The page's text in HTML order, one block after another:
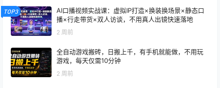
TOP3
AI口播视频实战课：虚拟IP打造×换装换场景×静态口
播×行走带货×双人访谈，不用真人出镜快速落地
2 周前
全自动游戏搬砖，日搬上千，有手机就能做，不用玩
游戏，每天仅需10分钟
2 周前